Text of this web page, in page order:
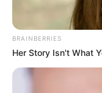
BRAINBERRIES
Her Story Isn't What